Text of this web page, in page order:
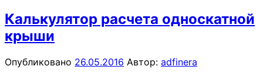
Калькулятор расчета односкатной
крыши
Опубликовано 26.05.2016 Автор: adfinera